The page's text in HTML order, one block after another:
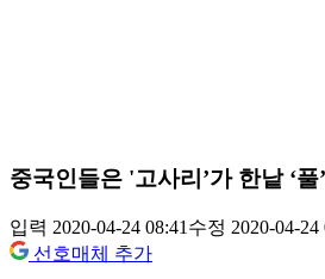
중국인들은 '고사리’가 한낱 ‘풀
입력 2020-04-24 08:41수정 2020-04-24
선호매체 추가